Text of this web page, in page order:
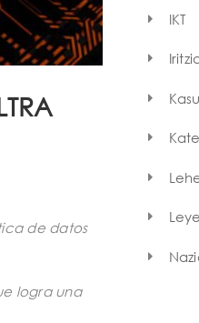
de datos
logra una
IKT